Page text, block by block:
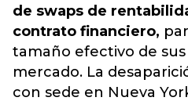
de swaps de
contrato financiero,
tamaño efectivo de sus
mercado. La
con sede en Nueva